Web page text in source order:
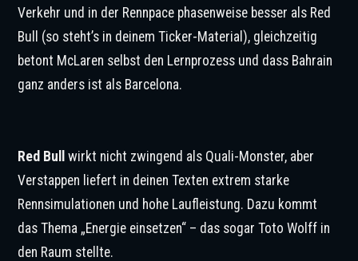
Verkehr und in der Rennpace phasenweise besser als Red
Bull (so steht’s in deinem Ticker-Material), gleichzeitig
betont McLaren selbst den Lernprozess und dass Bahrain
ganz anders ist als Barcelona.
Red Bull
wirkt nicht zwingend als Quali-Monster, aber
Verstappen liefert in deinen Texten extrem starke
Rennsimulationen und hohe Laufleistung. Dazu kommt
das Thema „Energie einsetzen“ – das sogar Toto Wolff in
den Raum stellte.